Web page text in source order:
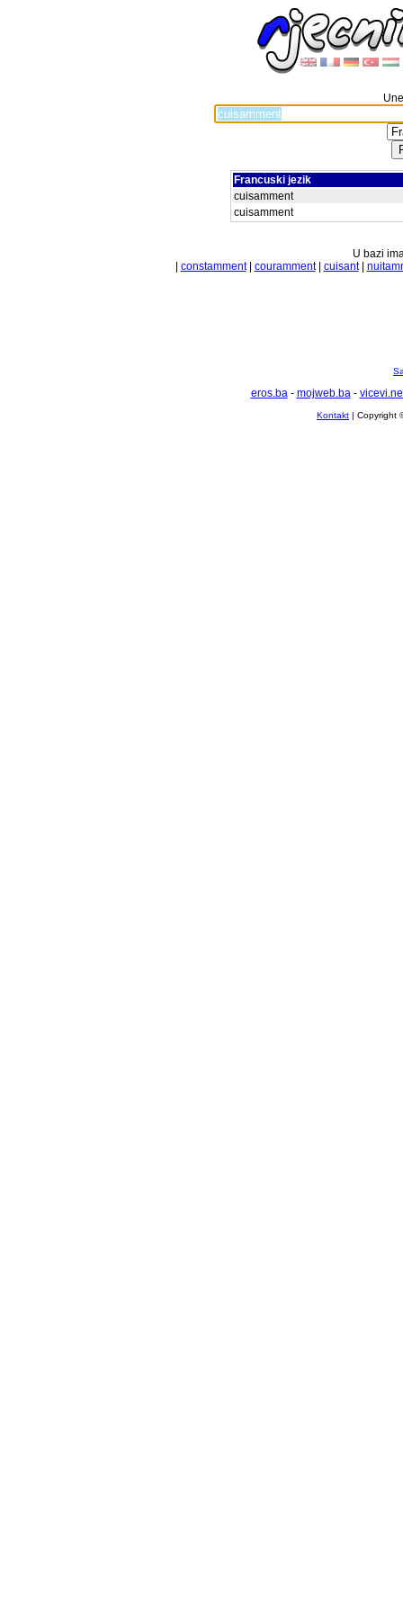
Francuski jezik
cuisamment
cuisamment
U bazi
constamment| couramment| cuisant|
eros.ba- mojweb.ba-
Kontakt | Copyright